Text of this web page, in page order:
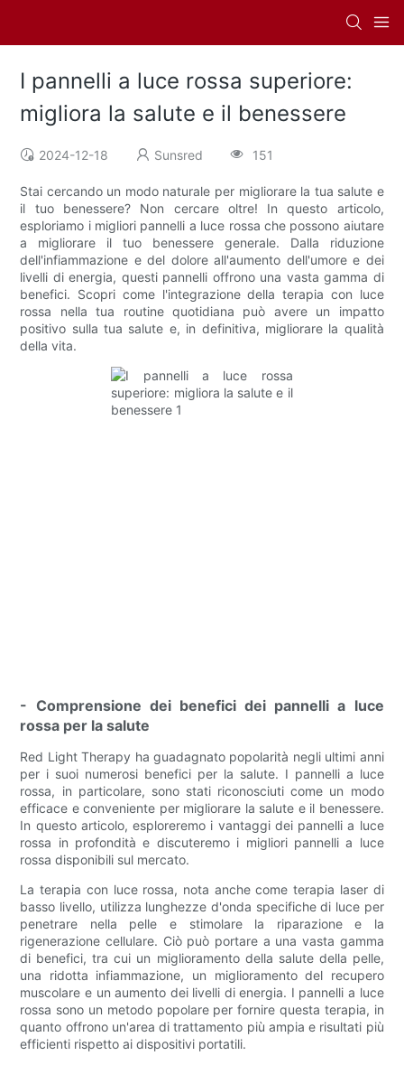
I pannelli a luce rossa superiore:
migliora la salute e il benessere
2024-12-18 Sunsred 151
Stai cercando un modo naturale per migliorare la tua salute e
il tuo benessere? Non cercare oltre! In questo articolo,
esploriamo i migliori pannelli a luce rossa che possono aiutare
a migliorare il tuo benessere generale. Dalla riduzione
dell'infiammazione e del dolore all'aumento dell'umore e dei
livelli di energia, questi pannelli offrono una vasta gamma di
benefici. Scopri come l'integrazione della terapia con luce
rossa nella tua routine quotidiana può avere un impatto
positivo sulla tua salute e, in definitiva, migliorare la qualità
della vita.
- Comprensione dei benefici dei pannelli a luce
rossa per la salute
Red Light Therapy ha guadagnato popolarità negli ultimi anni
per i suoi numerosi benefici per la salute. I pannelli a luce
rossa, in particolare, sono stati riconosciuti come un modo
efficace e conveniente per migliorare la salute e il benessere.
In questo articolo, esploreremo i vantaggi dei pannelli a luce
rossa in profondità e discuteremo i migliori pannelli a luce
rossa disponibili sul mercato.
La terapia con luce rossa, nota anche come terapia laser di
basso livello, utilizza lunghezze d'onda specifiche di luce per
penetrare nella pelle e stimolare la riparazione e la
rigenerazione cellulare. Ciò può portare a una vasta gamma
di benefici, tra cui un miglioramento della salute della pelle,
una ridotta infiammazione, un miglioramento del recupero
muscolare e un aumento dei livelli di energia. I pannelli a luce
rossa sono un metodo popolare per fornire questa terapia, in
quanto offrono un'area di trattamento più ampia e risultati più
efficienti rispetto ai dispositivi portatili.